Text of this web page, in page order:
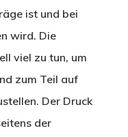
ist und bei
wird. Die
viel zu tun, um
zum Teil auf
Der Druck
der